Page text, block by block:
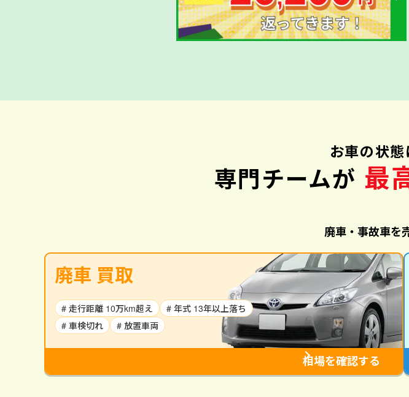
お車の状態
専門チームが 最
廃車・事故車を
廃車 買取
# 走行距離 10万km超え
# 年式 13年以上落ち
# 車検切れ
# 放置車両
相場を確認する